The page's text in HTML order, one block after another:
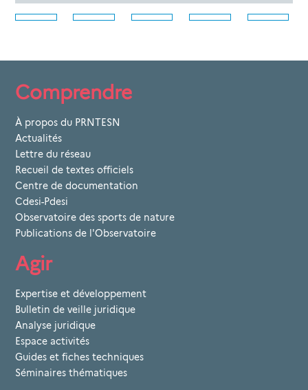
Comprendre
À propos du PRNTESN
Actualités
Lettre du réseau
Recueil de textes officiels
Centre de documentation
Cdesi-Pdesi
Observatoire des sports de nature
Publications de l'Observatoire
Agir
Expertise et développement
Bulletin de veille juridique
Analyse juridique
Espace activités
Guides et fiches techniques
Séminaires thématiques